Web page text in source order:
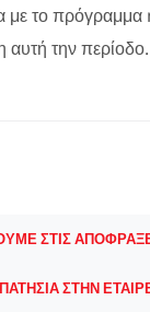
με το
αυτή την
ΣΤΙΣ
ΣΤΗΝ